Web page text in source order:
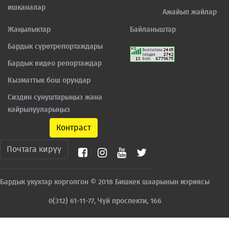
ишканалар
Ажайып жайлар
Жаңылыктар
Бардык сүрөтрепортаждары
Бардык видео репортаждар
Кызматтык бош орундар
Сиздин сунуштарыңыз жана
кайрылууларыңыз
Байланыштар
Контраст
Почтага кирүү
Бардык укуктар корголгон © 2018 Бишкек шаарынын мэриясы
0(312) 61-11-77, Чүй проспекти, 166